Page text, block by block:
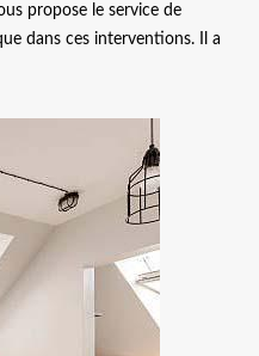
propose le service de
dans ces interventions. Il a